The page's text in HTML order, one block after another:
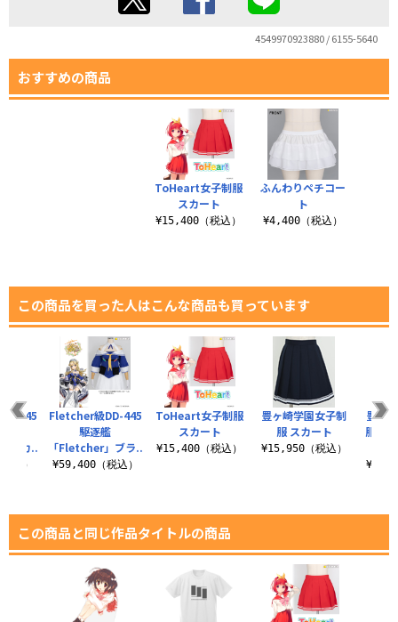
4549970923880 / 6155-5640
おすすめの商品
ToHeart女子制服
スカート
¥15,400（税込）
ふんわりペチコー
ト
¥4,400（税込）
この商品を買った人はこんな商品も買っています
ToHeart女子制服
スカート
¥15,400（税込）
豊ヶ崎学園女子制
服 スカート
¥15,950（税込）
豊ヶ
服 冬
445
スカ..
込）
Fletcher級DD-445
駆逐艦
「Fletcher」ブラ..
¥59,400（税込）
この商品と同じ作品タイトルの商品